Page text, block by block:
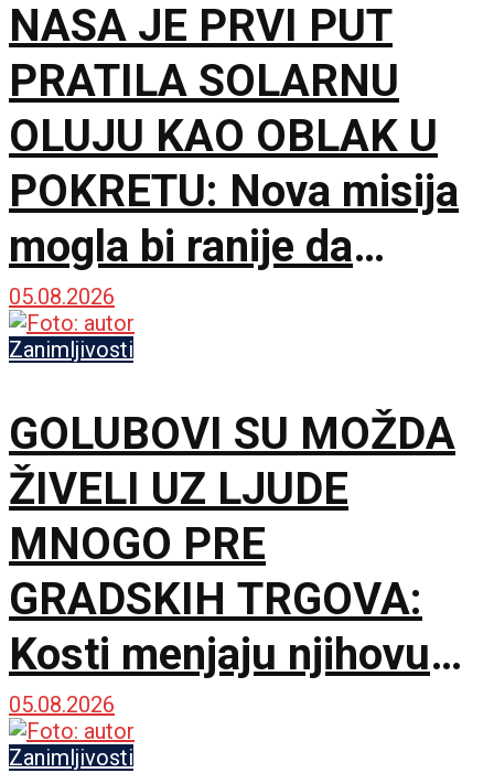
NASA JE PRVI PUT
PRATILA SOLARNU
OLUJU KAO OBLAK U
POKRETU: Nova misija
mogla bi ranije da
upozori Zemlju
05.08.2026
Zanimljivosti
GOLUBOVI SU MOŽDA
ŽIVELI UZ LJUDE
MNOGO PRE
GRADSKIH TRGOVA:
Kosti menjaju njihovu
istoriju
05.08.2026
Zanimljivosti